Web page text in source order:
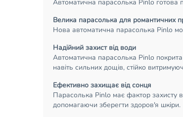
Автоматична парасолька Pinlo готова
Велика парасолька для романтичних
Нова автоматична парасолька Pinlo
Надійний захист від води
Автоматична парасолька Pinlo
навіть сильних дощів, стійко
Ефективно захищає від сонця
Парасолька Pinlo має фактор захисту
допомагаючи зберегти здоров'я шкіри.